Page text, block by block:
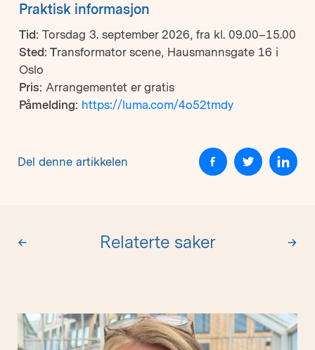
Praktisk informasjon
Tid: Torsdag 3. september 2026, fra kl. 09.00–15.00
Sted: Transformator scene, Hausmannsgate 16 i
Oslo
Pris: Arrangementet er gratis
Påmelding: https://luma.com/4o52tmdy
Del denne artikkelen
← Relaterte saker →